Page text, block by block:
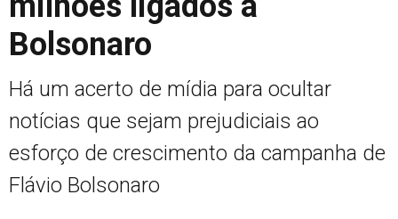
Bolsonaro
Há um acerto de mídia para ocultar
notícias que sejam prejudiciais ao
esforço de crescimento da campanha de
Flávio Bolsonaro